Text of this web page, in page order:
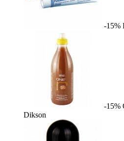
-15%
-15%
Dikson